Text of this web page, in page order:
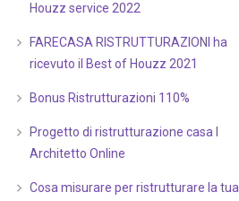
Houzz service 2022
FARECASA RISTRUTTURAZIONI ha
ricevuto il Best of Houzz 2021
Bonus Ristrutturazioni 110%
Progetto di ristrutturazione casa I
Architetto Online
Cosa misurare per ristrutturare la